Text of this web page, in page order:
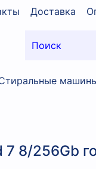
Доставка
8/256Gb